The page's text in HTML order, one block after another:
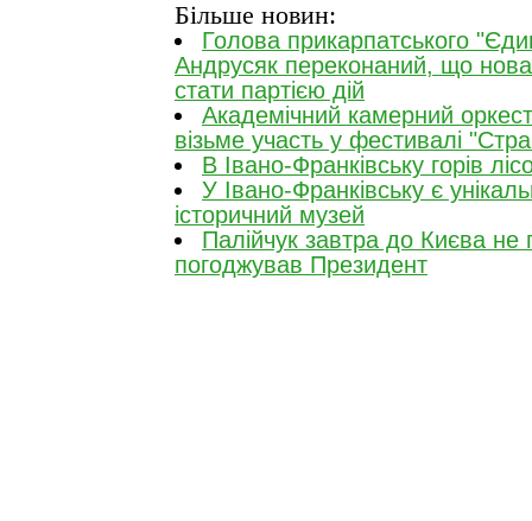
Більше новин:
Голова прикарпатського
Андрусяк переконаний, що
стати партією дій
Академічний камерний
візьме участь у фестивалі
В Івано-Франківську горів
У Івано-Франківську є
історичний музей
Палійчук завтра до Києва не
погоджував Президент